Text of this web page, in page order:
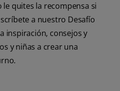
le quites la recompensa si
a nuestro Desafío
inspiración, consejos y
y niñas a crear una